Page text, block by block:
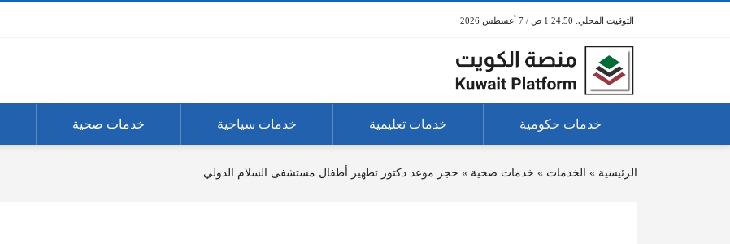
1:24:50 ص / 7 أغسطس 2026
خدمات حكومية خدمات تعليمية خدمات سياحية خدمات صحية
الرئيسية » الخدمات » خدمات صحية » حجز موعد دكتور تطهير أطفال مستشفى السلام الدولي